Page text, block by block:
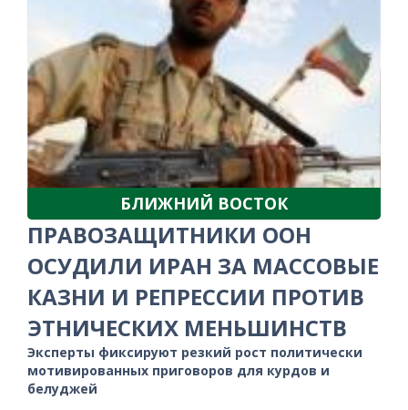
БЛИЖНИЙ ВОСТОК
ПРАВОЗАЩИТНИКИ ООН
ОСУДИЛИ ИРАН ЗА МАССОВЫЕ
КАЗНИ И РЕПРЕССИИ ПРОТИВ
ЭТНИЧЕСКИХ МЕНЬШИНСТВ
Эксперты фиксируют резкий рост политически
мотивированных приговоров для курдов и
белуджей